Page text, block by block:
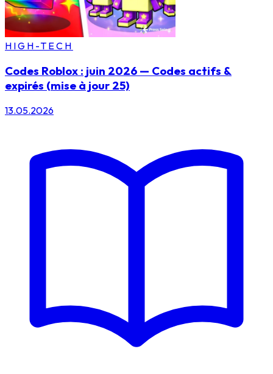
HIGH-TECH
Codes Roblox : juin 2026 — Codes actifs &
expirés (mise à jour 25)
13.05.2026